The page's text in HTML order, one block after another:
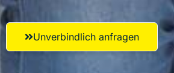
Unverbindlich anfragen